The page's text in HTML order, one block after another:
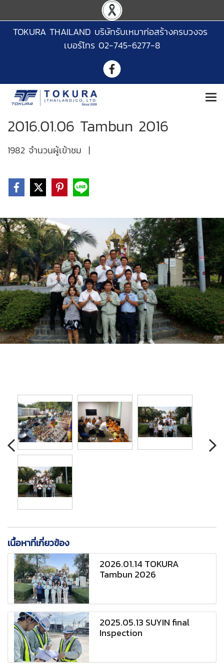
TOKURA THAILAND บริษัทรับเหมาก่อสร้างครบวงจร
เบอร์โทร 02-745-6277-8
2016.01.06 Tambun 2016
1982 จำนวนผู้เข้าชม |
เนื้อหาที่เกี่ยวข้อง
2026.01.14 TOKURA
Tambun 2026
2025.05.13 SUYIN final
Inspection